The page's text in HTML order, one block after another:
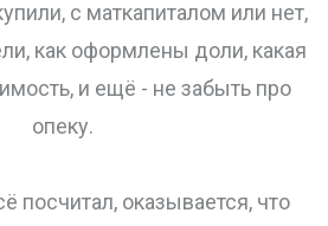
с маткапиталом или нет,
как оформлены доли, какая
и ещё - не забыть про
опеку.
посчитал, оказывается, что